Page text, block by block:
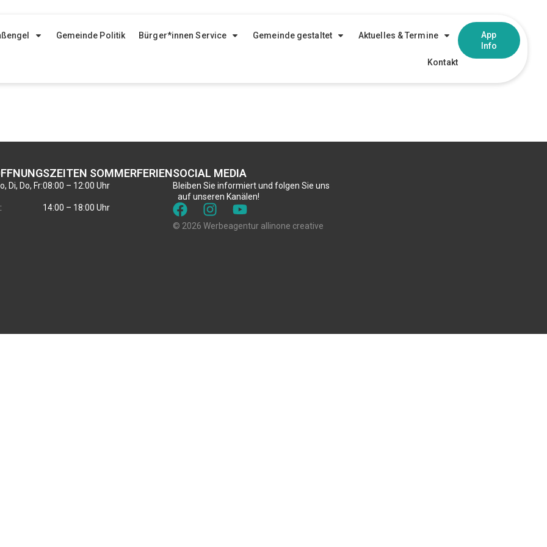
Gemeinde Politik Bürger*innen Service Gemeinde gestaltet Aktuelles & Termine
Kontakt
App
Info
SOMMERFERIEN
Di, Do, Fr:08:00 – 12:00 Uhr
14:00 – 18:00 Uhr
SOCIAL MEDIA
Bleiben Sie informiert und folgen Sie uns
auf unseren Kanälen!
© 2026 Werbeagentur allinone creative